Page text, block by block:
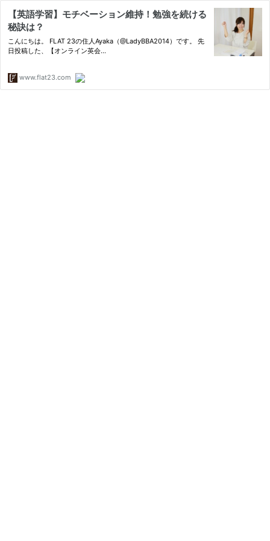
【英語学習】モチベーション維持！勉強を続ける
秘訣は？
こんにちは。 FLAT 23の住人Ayaka（@LadyBBA2014）です。 先
日投稿した、【オンライン英会…
www.flat23.com